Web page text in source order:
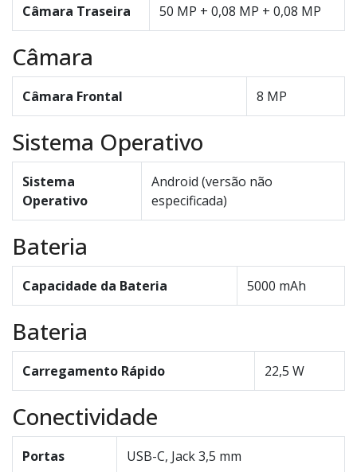
Câmara Traseira 50 MP + 0,08 MP + 0,08 MP
Câmara
Câmara Frontal 8 MP
Sistema Operativo
Sistema
Operativo
Android (versão não
especificada)
Bateria
Capacidade da Bateria 5000 mAh
Bateria
Carregamento Rápido 22,5 W
Conectividade
Portas USB-C, Jack 3,5 mm